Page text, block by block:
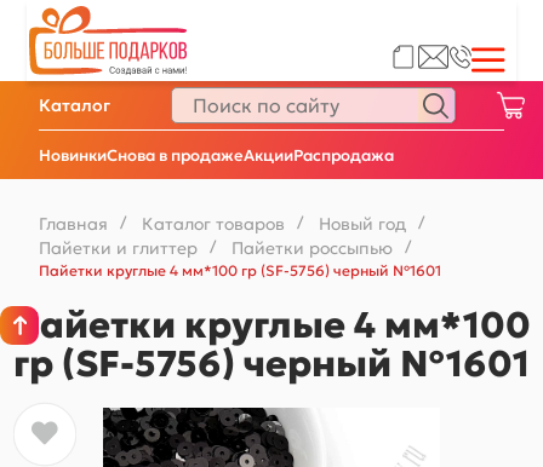
НовинкиСнова в продажеАкцииРаспродажа
Каталог
Главная / Каталог товаров / Новый год /
Пайетки и глиттер / Пайетки россыпью
/
Пайетки круглые 4 мм*100 гр (SF-5756) черный №1601
Пайетки круглые 4 мм*100
гр (SF-5756) черный №1601